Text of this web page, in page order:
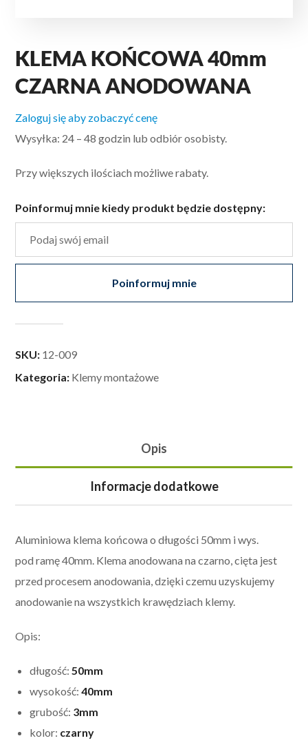
KLEMA KOŃCOWA 40mm
CZARNA ANODOWANA
Zaloguj się aby zobaczyć cenę
Wysyłka: 24 – 48 godzin lub odbiór osobisty.
Przy większych ilościach możliwe rabaty.
Poinformuj mnie kiedy produkt będzie dostępny:
Poinformuj mnie
SKU: 12-009
Kategoria: Klemy montażowe
Opis
Informacje dodatkowe
Aluminiowa klema końcowa o długości 50mm i wys.
pod ramę 40mm. Klema anodowana na czarno, cięta jest
przed procesem anodowania, dzięki czemu uzyskujemy
anodowanie na wszystkich krawędziach klemy.
Opis:
długość: 50mm
wysokość:40mm
grubość: 3mm
kolor: czarny